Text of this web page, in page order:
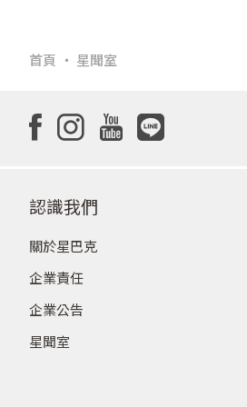
首頁 星聞室
認識我們
關於星巴克
企業責任
企業公告
星聞室